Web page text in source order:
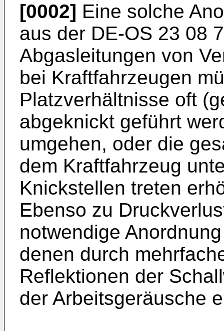
[0002] Eine solche
aus der DE-OS 23 08
Abgasleitungen von
bei Kraftfahrzeugen
Platzverhältnisse oft
abgeknickt geführt
umgehen, oder die
dem Kraftfahrzeug
Knickstellen treten
Ebenso zu
notwendige
denen durch
Reflektionen der
der Arbeitsgeräusche